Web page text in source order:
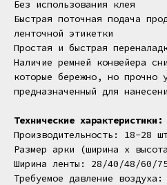
Без использования клея
Быстрая поточная подача
ленточной этикетки
Простая и быстрая
Наличие ремней конвейера
которые бережно, но прочно
предназначенный для
Технические характеристики:
Производительность: 18-28
Размер арки (ширина х
Ширина ленты: 28/40/48/60/
Требуемое давление